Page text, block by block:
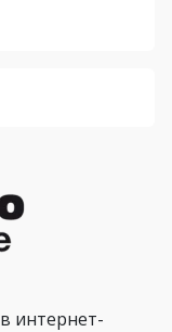
в интернет-